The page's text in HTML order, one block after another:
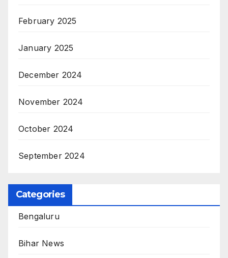
February 2025
January 2025
December 2024
November 2024
October 2024
September 2024
Categories
Bengaluru
Bihar News